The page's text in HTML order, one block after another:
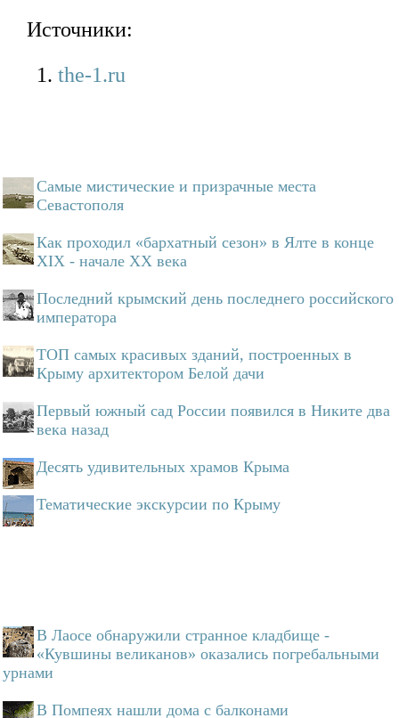
Источники:
the-1.ru
Самые мистические и призрачные места
Севастополя
Как проходил «бархатный сезон» в Ялте в конце
XIX - начале XX века
Последний крымский день последнего российского
императора
ТОП самых красивых зданий, построенных в
Крыму архитектором Белой дачи
Первый южный сад России появился в Никите два
века назад
Десять удивительных храмов Крыма
Тематические экскурсии по Крыму
В Лаосе обнаружили странное кладбище -
«Кувшины великанов» оказались погребальными
урнами
В Помпеях нашли дома с балконами